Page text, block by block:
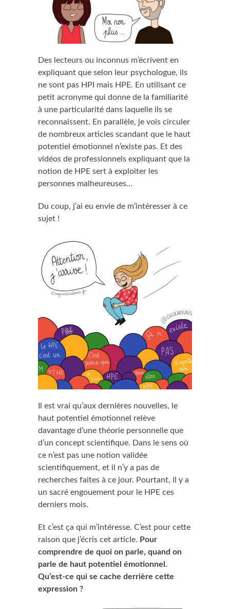
Des lecteurs ou inconnus m’écrivent en
expliquant que selon leur psychologue, ils
ne sont pas HPI mais HPE. En utilisant ce
petit acronyme qui donne de la familiarité
à une particularité dans laquelle ils se
reconnaissent. En parallèle, je vois circuler
de nombreux articles scandant que le haut
potentiel émotionnel n’existe pas. Et des
vidéos de professionnels expliquant que la
notion de HPE sert à exploiter les
personnes malheureuses…
Du coup, j’ai eu envie de m’intéresser à ce
sujet !
Il est vrai qu’aux dernières nouvelles, le
haut potentiel émotionnel relève
davantage d’une théorie personnelle que
d’un concept scientifique. Dans le sens où
ce n’est pas une notion validée
scientifiquement, et il n’y a pas de
recherches faites à ce jour. Pourtant, il y a
un sacré engouement pour le HPE ces
derniers mois.
Et c’est ça qui m’intéresse. C’est pour cette
raison que j’écris cet article. Pour
comprendre de quoi on parle, quand on
parle de haut potentiel émotionnel.
Qu’est-ce qui se cache derrière cette
expression ?